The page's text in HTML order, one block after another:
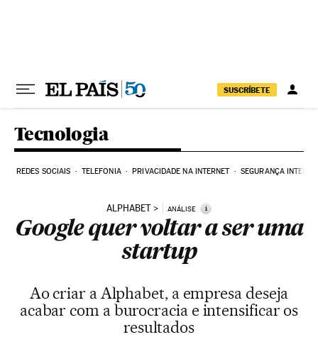
SUSCRÍBETE
Tecnologia
REDES SOCIAIS TELEFONIA PRIVACIDADE NA INTERNET SEGURANÇA
ALPHABET ANÁLISE i
Google quer voltar a ser uma
startup
Ao criar a Alphabet, a empresa deseja
acabar com a burocracia e intensificar os
resultados